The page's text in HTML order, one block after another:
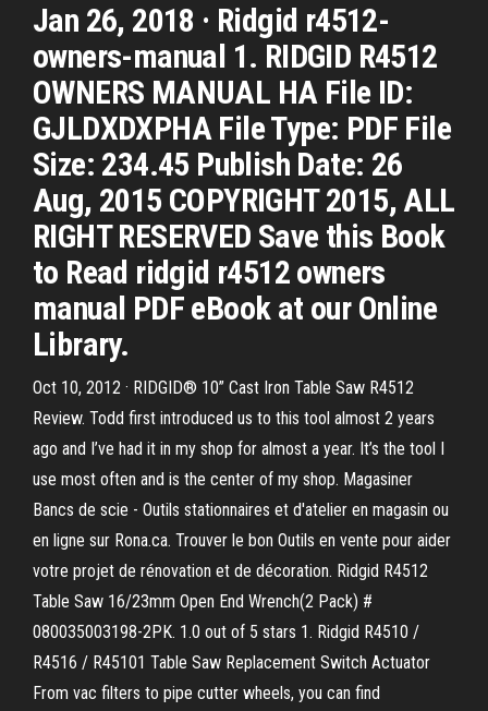
Jan 26, 2018 · Ridgid r4512-
owners-manual 1. RIDGID R4512
OWNERS MANUAL HA File ID:
GJLDXDXPHA File Type: PDF File
Size: 234.45 Publish Date: 26
Aug, 2015 COPYRIGHT 2015, ALL
RIGHT RESERVED Save this Book
to Read ridgid r4512 owners
manual PDF eBook at our Online
Library.
Oct 10, 2012 · RIDGID® 10” Cast Iron Table Saw R4512
Review. Todd first introduced us to this tool almost 2 years
ago and I’ve had it in my shop for almost a year. It’s the tool I
use most often and is the center of my shop. Magasiner
Bancs de scie - Outils stationnaires et d'atelier en magasin ou
en ligne sur Rona.ca. Trouver le bon Outils en vente pour aider
votre projet de rénovation et de décoration. Ridgid R4512
Table Saw 16/23mm Open End Wrench(2 Pack) #
080035003198-2PK. 1.0 out of 5 stars 1. Ridgid R4510 /
R4516 / R45101 Table Saw Replacement Switch Actuator
From vac filters to pipe cutter wheels, you can find